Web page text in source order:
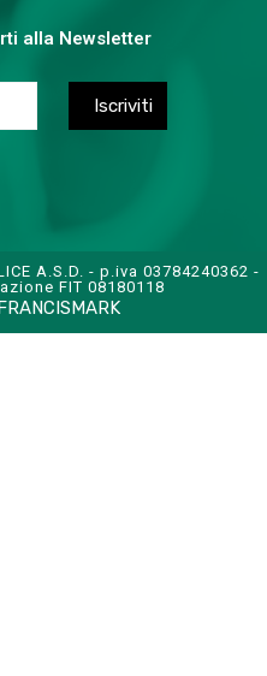
alla Newsletter
A.S.D. - p.iva 03784240362 -
FIT 08180118